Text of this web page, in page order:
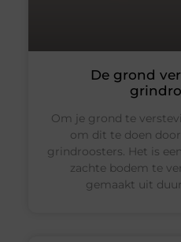
De grond
Om je grond te
om dit te doen
grindroosters. Het is
zachte bodem te
gemaakt uit